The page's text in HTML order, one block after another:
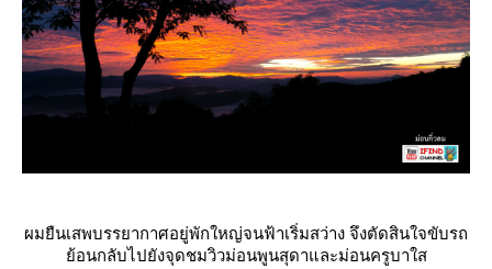
ผมยืนเสพบรรยากาศอยู่พักใหญ่จนฟ้าเริ่มสว่าง จึงตัดสินใจขับรถ
้อนกลับไปยังจุดชมวิวม่อนพูนสุดาและม่อนครูบาใส